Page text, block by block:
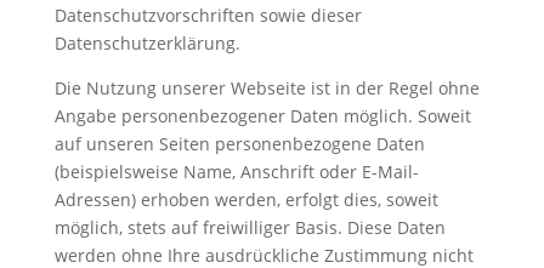
Datenschutzvorschriften sowie dieser
Datenschutzerklärung.
Die Nutzung unserer Webseite ist in der Regel ohne
Angabe personenbezogener Daten möglich. Soweit
auf unseren Seiten personenbezogene Daten
(beispielsweise Name, Anschrift oder E-Mail-
Adressen) erhoben werden, erfolgt dies, soweit
möglich, stets auf freiwilliger Basis. Diese Daten
werden ohne Ihre ausdrückliche Zustimmung nicht